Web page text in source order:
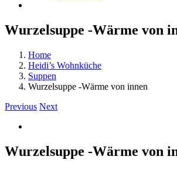
Wurzelsuppe -Wärme von
Home
Heidi’s Wohnküche
Suppen
Wurzelsuppe -Wärme von innen
Previous Next
Image
Wurzelsuppe -Wärme von